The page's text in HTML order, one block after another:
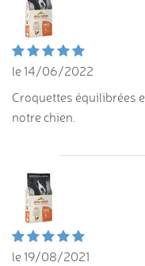
le 14/06/2022
Croquettes équilibrées
notre chien.
le 19/08/2021